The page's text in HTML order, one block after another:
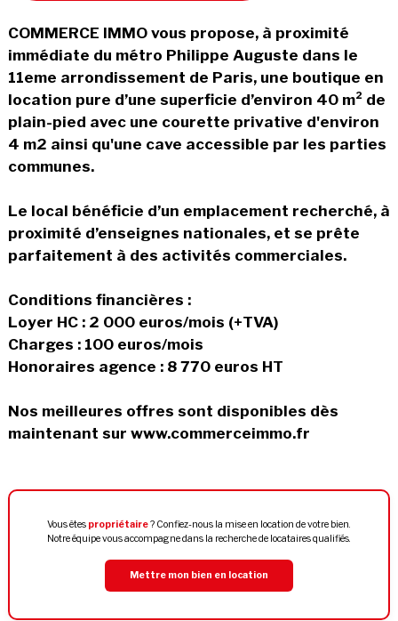
COMMERCE IMMO vous propose, à proximité
immédiate du métro Philippe Auguste dans le
11eme arrondissement de Paris, une boutique en
location pure d’une superficie d’environ 40 m² de
plain-pied avec une courette privative d'environ
4 m2 ainsi qu'une cave accessible par les parties
communes.
Le local bénéficie d’un emplacement recherché, à
proximité d’enseignes nationales, et se prête
parfaitement à des activités commerciales.
Conditions financières :
Loyer HC : 2 000 euros/mois (+TVA)
Charges : 100 euros/mois
Honoraires agence : 8 770 euros HT
Nos meilleures offres sont disponibles dès
maintenant sur www.commerceimmo.fr
Vous êtes propriétaire? Confiez-nous la mise en location de votre bien.
Notre équipe vous accompagne dans la recherche de locataires qualifiés.
Mettre mon bien en location